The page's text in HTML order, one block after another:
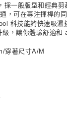
採一般版型和經典
，可在專注揮桿的
科技能夠快速吸
，讓你體驗舒適
穿著尺寸A/M